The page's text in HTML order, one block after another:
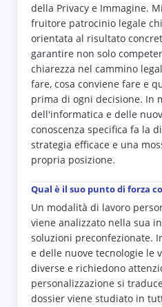
della Privacy e Immagine.
fruitore patrocinio legale
orientata al risultato
garantire non solo
chiarezza nel cammino
fare, cosa conviene fare e
prima di ogni decisione. In
dell'informatica e delle
conoscenza specifica fa la
strategia efficace e una
propria posizione.
Qual è il suo punto di forza
Un modalità di lavoro
viene analizzato nella sua
soluzioni preconfezionate.
e delle nuove tecnologie le
diverse e richiedono
personalizzazione si
dossier viene studiato in